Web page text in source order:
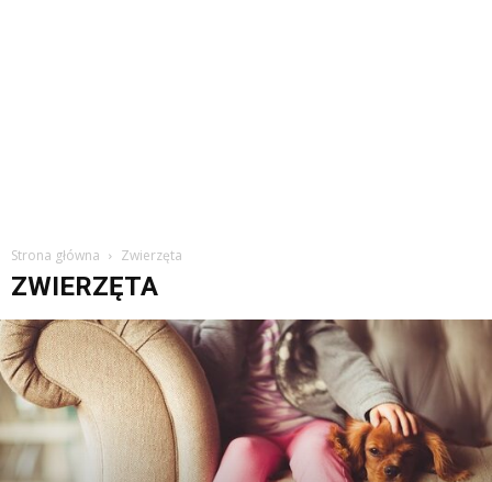
Strona główna Zwierzęta
ZWIERZĘTA